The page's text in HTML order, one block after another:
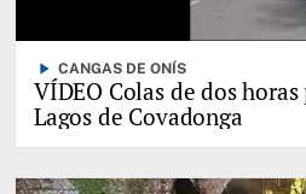
play_arrow CANGAS DE ONÍS
VÍDEO Colas de dos
Lagos de Covadonga